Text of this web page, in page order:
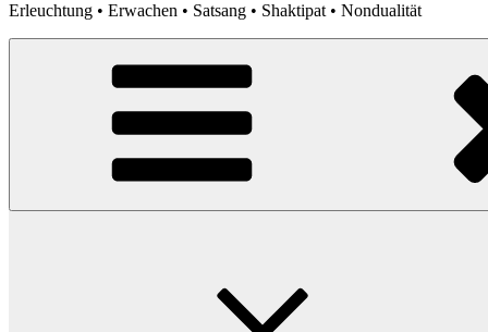
Erleuchtung • Erwachen • Satsang • Shaktipat • Nondualität